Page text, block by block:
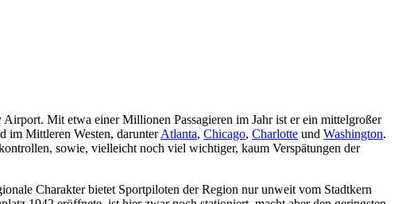
Mit etwa einer Millionen Passagieren im Jahr ist er ein mittelgroßer
im Mittleren Westen, darunterAtlanta, Chicago, Charlotte und Washington.
sowie, vielleicht noch viel wichtiger, kaum Verspätungen der
Charakter bietet Sportpiloten der Region nur unweit vom Stadtkern